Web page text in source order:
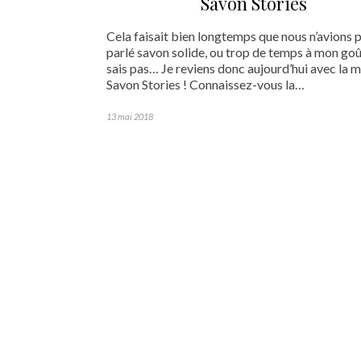
Cela faisait bien longtemps que nous n’avions
parlé savon solide, ou trop de temps à mon
sais pas… Je reviens donc aujourd’hui avec la
Savon Stories ! Connaissez-vous la…
13 mai 2018